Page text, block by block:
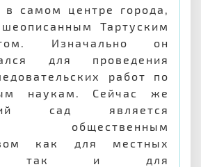
в самом центре города,
Тартуским
Изначально он
для проведения
работ по
наукам. Сейчас же
сад является
общественным
как для местных
так и для